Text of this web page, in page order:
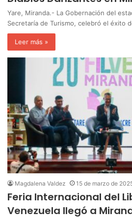
Yare, Miranda.- La Gobernación del
Secretaría de Turismo, celebró el éxito
Leer más »
Magdalena Valdez 15 de marzo de
Feria Internacional del
Venezuela llegó a